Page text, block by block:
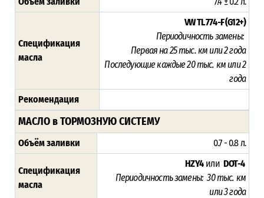
Спецификация
масла
VW TL 774-F (G12+)
Периодичность замены:
Первая на 25тыс. км или 2 года
Последующие каждые 20 тыс. км или 2
года
Рекомендация
МАСЛО в ТОРМОЗНУЮ СИСТЕМУ
Объём заливки 0.7 - 0.8 л.
Спецификация
масла
HZY4 илиDOT-4
Периодичность замены: 30 тыс. км
или3 года